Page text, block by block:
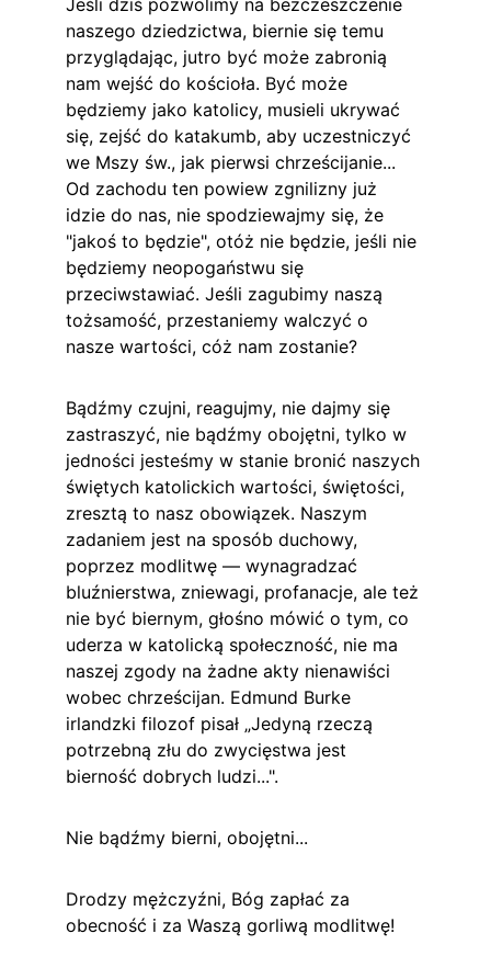
Jeśli dziś pozwolimy na bezczeszczenie
naszego dziedzictwa, biernie się temu
przyglądając, jutro być może zabronią
nam wejść do kościoła. Być może
będziemy jako katolicy, musieli ukrywać
się, zejść do katakumb, aby uczestniczyć
we Mszy św., jak pierwsi chrześcijanie...
Od zachodu ten powiew zgnilizny już
idzie do nas, nie spodziewajmy się, że
"jakoś to będzie", otóż nie będzie, jeśli nie
będziemy neopogaństwu się
przeciwstawiać. Jeśli zagubimy naszą
tożsamość, przestaniemy walczyć o
nasze wartości, cóż nam zostanie?
Bądźmy czujni, reagujmy, nie dajmy się
zastraszyć, nie bądźmy obojętni, tylko w
jedności jesteśmy w stanie bronić naszych
świętych katolickich wartości, świętości,
zresztą to nasz obowiązek. Naszym
zadaniem jest na sposób duchowy,
poprzez modlitwę — wynagradzać
bluźnierstwa, zniewagi, profanacje, ale też
nie być biernym, głośno mówić o tym, co
uderza w katolicką społeczność, nie ma
naszej zgody na żadne akty nienawiści
wobec chrześcijan. Edmund Burke
irlandzki filozof pisał „Jedyną rzeczą
potrzebną złu do zwycięstwa jest
bierność dobrych ludzi...".
Nie bądźmy bierni, obojętni...
Drodzy mężczyźni, Bóg zapłać za
obecność i za Waszą gorliwą modlitwę!